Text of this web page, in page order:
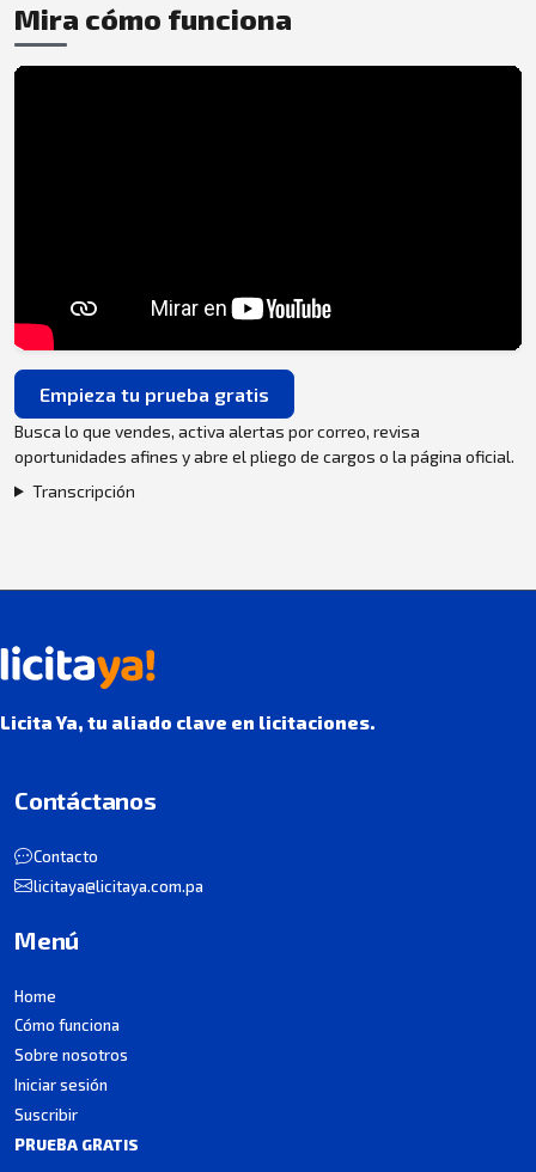
Mira cómo funciona
Empieza tu prueba gratis
Busca lo que vendes, activa alertas por correo, revisa
oportunidades afines y abre el pliego de cargos o la página oficial.
Transcripción
Licita Ya, tu aliado clave en licitaciones.
Contáctanos
Contacto
licitaya@licitaya.com.pa
Menú
Home
Cómo funciona
Sobre nosotros
Iniciar sesión
Suscribir
PRUEBA GRATIS